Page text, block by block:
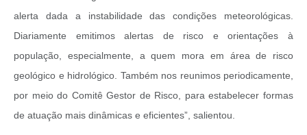
alerta dada a instabilidade das condições meteorológicas.
Diariamente emitimos alertas de risco e orientações à
população, especialmente, a quem mora em área de risco
geológico e hidrológico. Também nos reunimos periodicamente,
por meio do Comitê Gestor de Risco, para estabelecer formas
de atuação mais dinâmicas e eficientes”, salientou.